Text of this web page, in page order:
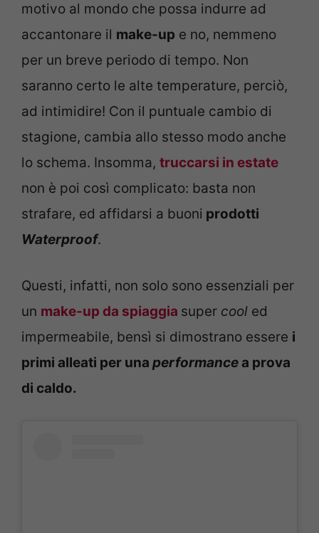
motivo al mondo che possa indurre ad
accantonare il make-up e no, nemmeno
per un breve periodo di tempo. Non
saranno certo le alte temperature, perciò,
ad intimidire! Con il puntuale cambio di
stagione, cambia allo stesso modo anche
lo schema. Insomma, truccarsi in estate
non è poi così complicato: basta non
strafare, ed affidarsi a buoni prodotti
Waterproof.
Questi, infatti, non solo sono essenziali per
un make-up da spiaggia super cool ed
impermeabile, bensì si dimostrano essere i
primi alleati per una performancea prova
di caldo.